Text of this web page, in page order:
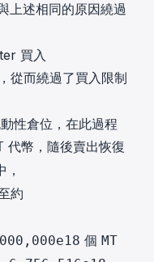
上述相同的原因繞過
買入
從而繞過了買入限制
性倉位，在此過程
代幣，隨後賣出恢復
約
個 MT